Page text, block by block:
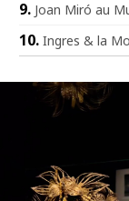
Joan Miró au
Ingres & la